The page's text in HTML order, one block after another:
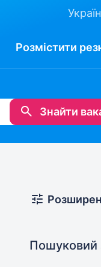
Розмістити
Знайти
Пошуковий